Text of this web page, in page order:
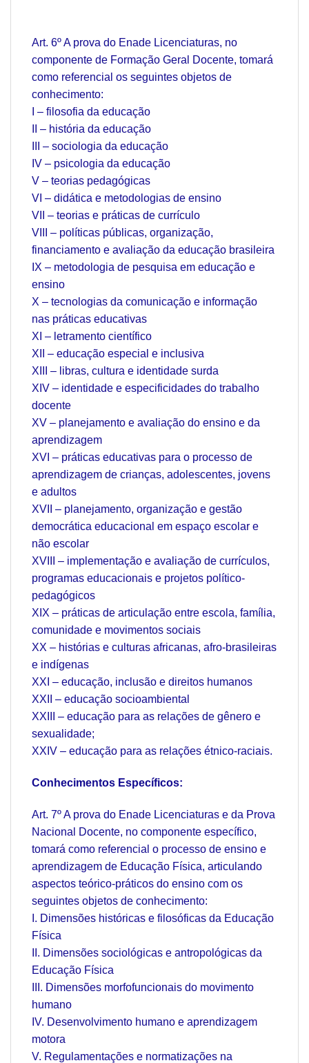
Art. 6º A prova do Enade Licenciaturas, no
componente de Formação Geral Docente, tomará
como referencial os seguintes objetos de
conhecimento:
I – filosofia da educação
II – história da educação
III – sociologia da educação
IV – psicologia da educação
V – teorias pedagógicas
VI – didática e metodologias de ensino
VII – teorias e práticas de currículo
VIII – políticas públicas, organização,
financiamento e avaliação da educação brasileira
IX – metodologia de pesquisa em educação e
ensino
X – tecnologias da comunicação e informação
nas práticas educativas
XI – letramento científico
XII – educação especial e inclusiva
XIII – libras, cultura e identidade surda
XIV – identidade e especificidades do trabalho
docente
XV – planejamento e avaliação do ensino e da
aprendizagem
XVI – práticas educativas para o processo de
aprendizagem de crianças, adolescentes, jovens
e adultos
XVII – planejamento, organização e gestão
democrática educacional em espaço escolar e
não escolar
XVIII – implementação e avaliação de currículos,
programas educacionais e projetos político-
pedagógicos
XIX – práticas de articulação entre escola, família,
comunidade e movimentos sociais
XX – histórias e culturas africanas, afro-brasileiras
e indígenas
XXI – educação, inclusão e direitos humanos
XXII – educação socioambiental
XXIII – educação para as relações de gênero e
sexualidade;
XXIV – educação para as relações étnico-raciais.
Conhecimentos Específicos:
Art. 7º A prova do Enade Licenciaturas e da Prova
Nacional Docente, no componente específico,
tomará como referencial o processo de ensino e
aprendizagem de Educação Física, articulando
aspectos teórico-práticos do ensino com os
seguintes objetos de conhecimento:
I. Dimensões históricas e filosóficas da Educação
Física
II. Dimensões sociológicas e antropológicas da
Educação Física
III. Dimensões morfofuncionais do movimento
humano
IV. Desenvolvimento humano e aprendizagem
motora
V. Regulamentações e normatizações na